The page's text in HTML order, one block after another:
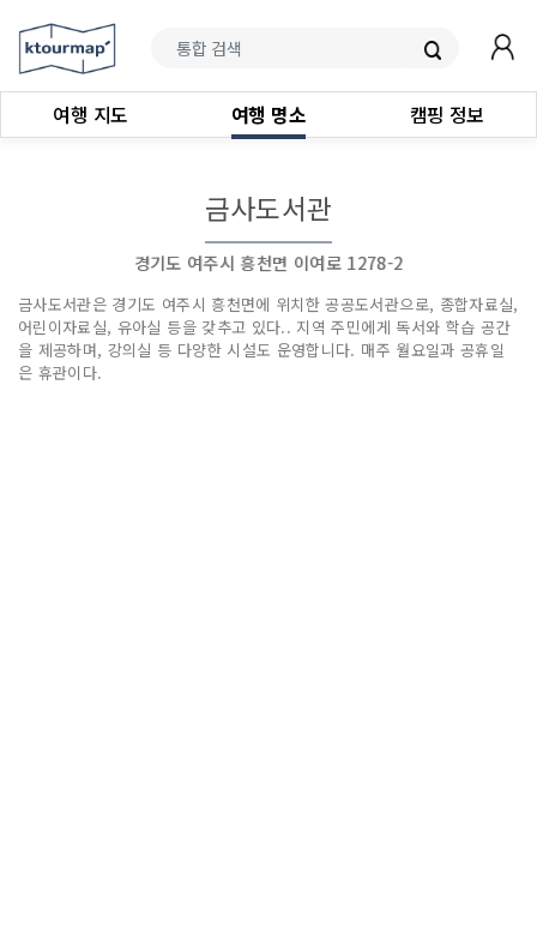
여행 지도 여행 명소 캠핑 정보
금사도서관
경기도 여주시 흥천면 이여로 1278-2
금사도서관은 경기도 여주시 흥천면에 위치한 공공도서관으로, 종합자료실,
어린이자료실, 유아실 등을 갖추고 있다.. 지역 주민에게 독서와 학습 공간
을 제공하며, 강의실 등 다양한 시설도 운영합니다. 매주 월요일과 공휴일
은 휴관이다.